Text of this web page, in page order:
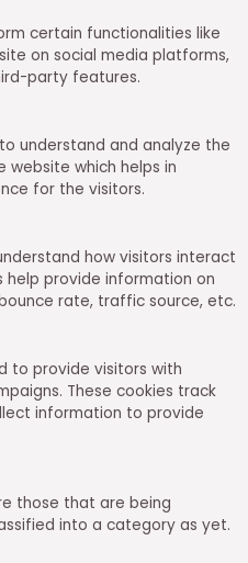
certain functionalities like
on social media platforms,
party features.
understand and analyze the
which helps in
for the visitors.
how visitors interact
help provide information on
rate, traffic source, etc.
to provide visitors with
These cookies track
information to provide
those that are being
into a category as yet.